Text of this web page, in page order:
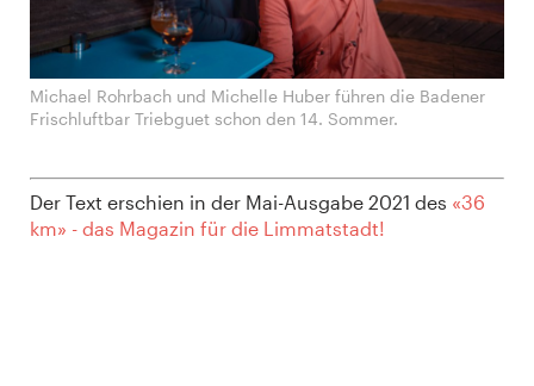
Michael Rohrbach und Michelle Huber führen die Badener
Frischluftbar Triebguet schon den 14. Sommer.
Der Text erschien in der Mai-Ausgabe 2021 des «36
km» - das Magazin für die Limmatstadt!